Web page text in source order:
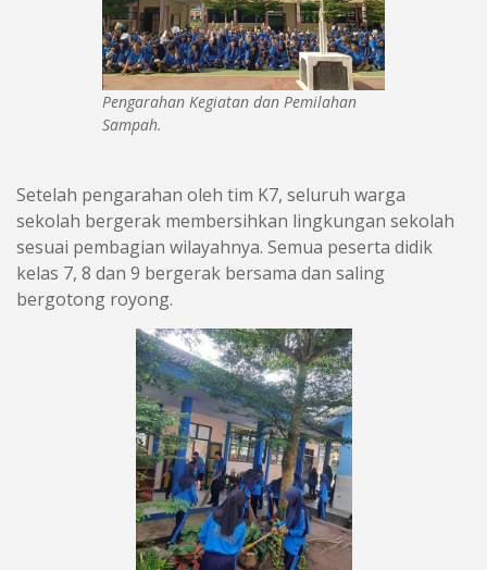
Pengarahan Kegiatan dan Pemilahan
Sampah.
Setelah pengarahan oleh tim K7, seluruh warga
sekolah bergerak membersihkan lingkungan sekolah
sesuai pembagian wilayahnya. Semua peserta didik
kelas 7, 8 dan 9 bergerak bersama dan saling
bergotong royong.